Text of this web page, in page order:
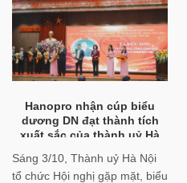
Hanopro nhận cúp biểu
dương DN đạt thành tích
xuất sắc của thành uỷ Hà
Sáng 3/10, Thành uỷ Hà Nội
tổ chức Hội nghị gặp mặt, biểu